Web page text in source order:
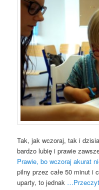
Tak, jak wczoraj, tak i
bardzo lubię i prawie
Prawie, bo wczoraj akurat
pilny przez całe 50 minut i
uparty, to jednak